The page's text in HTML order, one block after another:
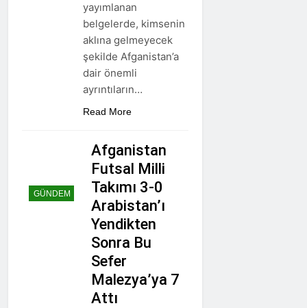
yayımlanan
belgelerde, kimsenin
aklına gelmeyecek
şekilde Afganistan’a
dair önemli
ayrıntıların…
Read More
GÜNDEM
Afganistan
Futsal Milli
Takımı 3-0
Arabistan’ı
Yendikten
Sonra Bu
Sefer
Malezya’ya 7
Attı